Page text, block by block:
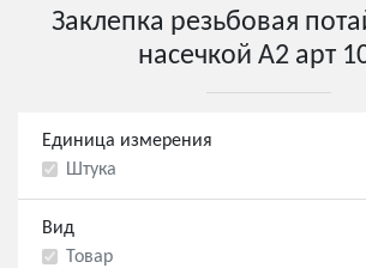
Заклепка резьбовая
насечкой А2 арт
Единица измерения
Штука
Вид
Товар